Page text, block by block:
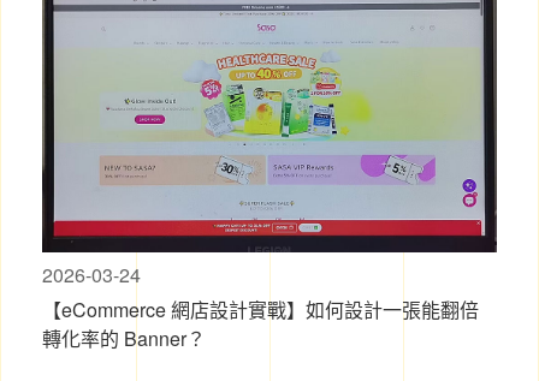
2026-03-24
【eCommerce 網店設計實戰】如何設計一張能翻倍
轉化率的 Banner？